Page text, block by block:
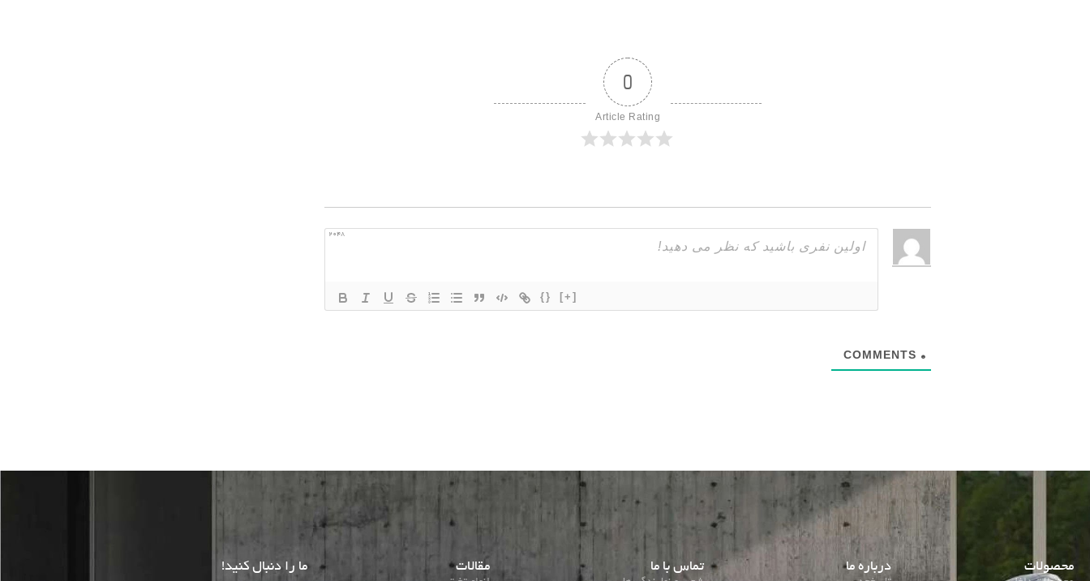
0
Article Rating
2048
{} [+]
0
محصولات درباره ما تماس با ما مقالات ما را دنبال کنید!